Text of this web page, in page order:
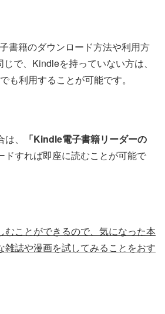
書籍のダウンロード方法や利用方
で、Kindleを持っていない方は、
も利用することが可能です。
、
「Kindle電子書籍リーダーの
ドすれば即座に読むことが可能で
むことができるので、気になった本
雑誌や漫画を試してみることをおす